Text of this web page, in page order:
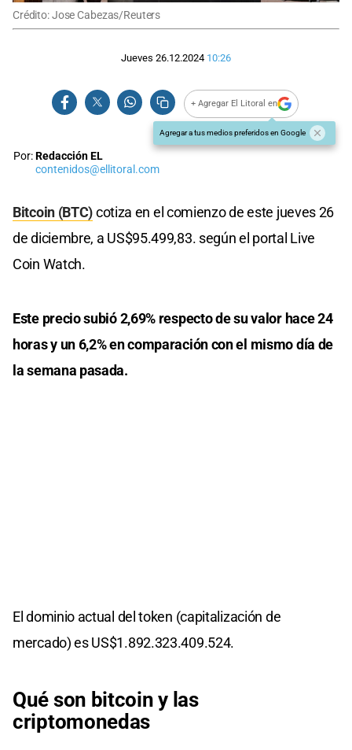
Crédito: Jose Cabezas/Reuters
Jueves 26.12.2024 10:26
+ Agregar El Litoral en
Agregar a tus medios preferidos en Google
Por:Redacción EL
contenidos@ellitoral.com
Bitcoin (BTC)cotiza en el comienzo de este jueves 26
de diciembre, a US$95.499,83. según el portal Live
Coin Watch.
Este precio subió 2,69% respecto de su valor hace 24
horas y un 6,2% en comparación con el mismo día de
la semana pasada.
El dominio actual del token (capitalización de
mercado) es US$1.892.323.409.524.
Qué son bitcoin y las
criptomonedas